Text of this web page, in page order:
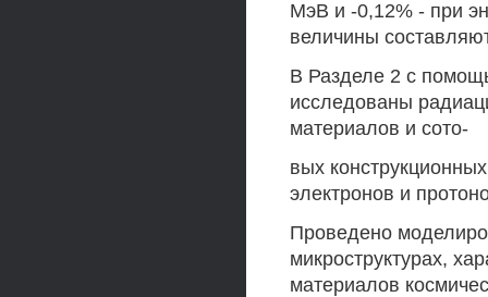
МэВ и -0,12% - при
величины
В Разделе 2 с
исследованы
материалов и сото-
вых
электронов и
Проведено
микроструктурах,
материалов